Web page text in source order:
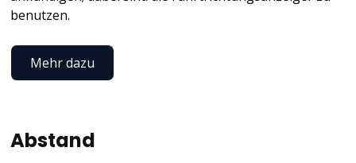
Der Abschluss einer Verkehrsrechtschutzversicherung gehört
nach unserer Auffassung daher ebenso wie eine private
Haftpflichtversicherung zu den Basics.
benutzen.
Mehr dazu
Abstand